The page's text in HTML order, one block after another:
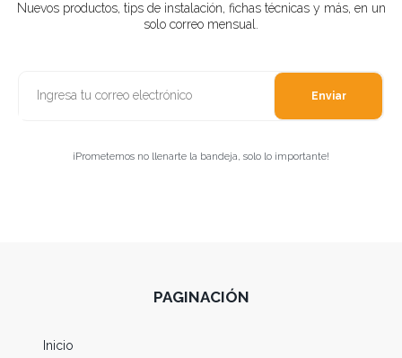
Nuevos productos, tips de instalación, fichas técnicas y más, en un
solo correo mensual.
Enviar
¡Prometemos no llenarte la bandeja, solo lo importante!
PAGINACIÓN
Inicio